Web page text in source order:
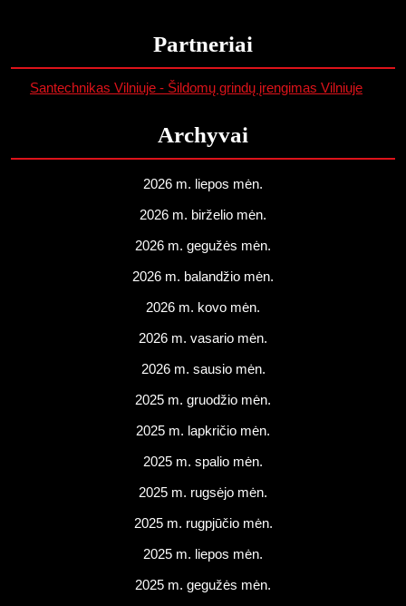
Partneriai
Santechnikas Vilniuje - Šildomų grindų įrengimas Vilniuje
Archyvai
2026 m. liepos mėn.
2026 m. birželio mėn.
2026 m. gegužės mėn.
2026 m. balandžio mėn.
2026 m. kovo mėn.
2026 m. vasario mėn.
2026 m. sausio mėn.
2025 m. gruodžio mėn.
2025 m. lapkričio mėn.
2025 m. spalio mėn.
2025 m. rugsėjo mėn.
2025 m. rugpjūčio mėn.
2025 m. liepos mėn.
2025 m. gegužės mėn.